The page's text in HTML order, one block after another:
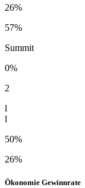
26%
57%
Summit
0%
2
l
l
50%
26%
Ökonomie Gewinnrate